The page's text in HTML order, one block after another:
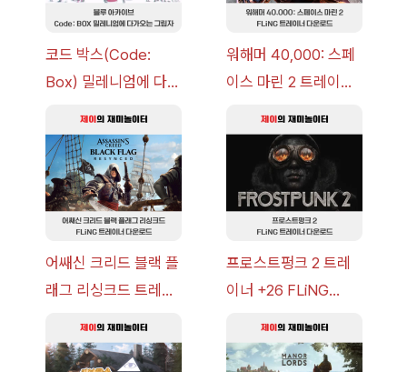
코드 박스(Code:
Box) 밀레니엄에 다가
략 [복각] | 블루 아카
이브
워해머 40,000: 스페
이스 마린 2 트레이너
v14.0+] 다운로드
어쌔신 크리드 블랙 플
래그 리싱크드 트레이
v1.0+] 다운로드
프로스트펑크 2 트레
이너 +26 FLiNG
드